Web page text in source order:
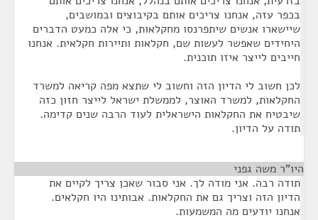
בכפר עזה, אנחנו צריכים אותם בקיבוצים ובמושבים,
שיישארו אנשים שיתפרנסו מחקלאות, כי אלה כמעט הדברים
היחידים שאפשר לעשות שם, חקלאות ותיירות חקלאית. אנחנו
חייבים לייצר איזו תוכנית.
לכן חשוב לי הדיון הזה וחשוב לי שתצא מפה קריאה למשרד
החקלאות, למשרד האוצר, לממשלת ישראל לייצר חזון כזה
שיבטיח את החקלאות הישראלית לעוד הרבה שנים קדימה.
תודה על הדיון.
היו"ר משה גפני
תודה רבה. אני מודה לך. אני סבור שאכן צריך לקיים את
הדיון הזה וצריך גם את החקלאות. אבותינו היו חקלאים.
אנחנו יודעים מה המשמעות.